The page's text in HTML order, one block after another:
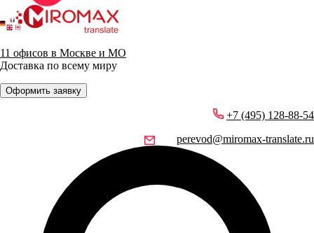
11 офисов в Москве и МО
Доставка по всему миру
Оформить заявку
+7 (495) 128-88-54
perevod@miromax-translate.ru